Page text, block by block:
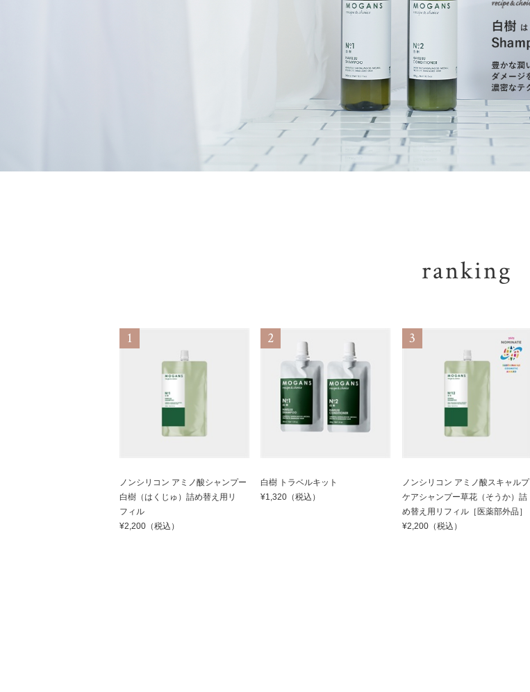
ranking
ノンシリコン アミノ酸シャンプー
白樹（はくじゅ）詰め替え用リ
フィル
¥2,200（税込）
白樹 トラベルキット
¥1,320（税込）
ノンシリコン アミノ酸スキャルプ
ケアシャンプー草花（そうか）詰
め替え用リフィル［医薬部外品］
¥2,200（税込）